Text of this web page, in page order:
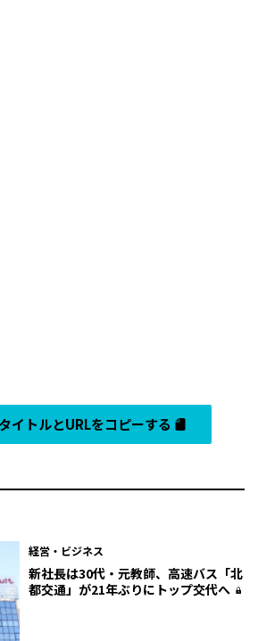
イトルとURLをコピーする
経営・ビジネス
新社長は30代・元教師、高速バス「北
都交通」が21年ぶりにトップ交代へ